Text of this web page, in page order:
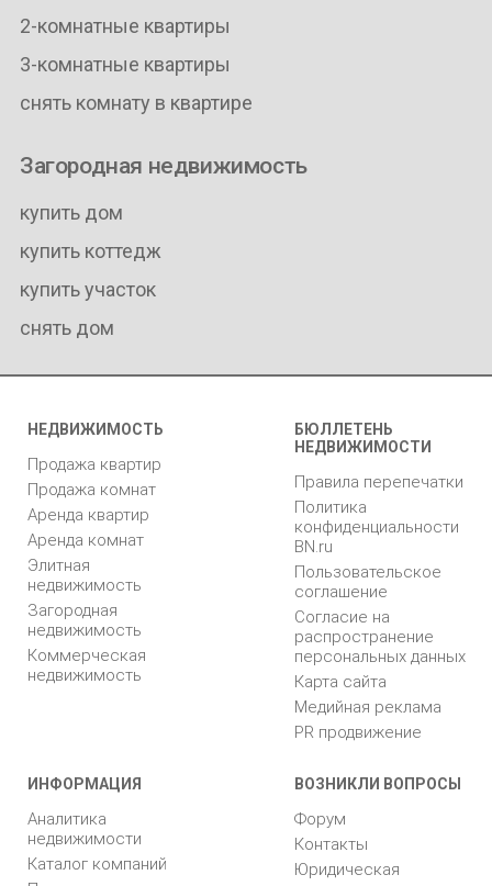
2-комнатные квартиры
3-комнатные квартиры
снять комнату в квартире
Загородная недвижимость
купить дом
купить коттедж
купить участок
снять дом
НЕДВИЖИМОСТЬ
Продажа квартир
Продажа комнат
Аренда квартир
Аренда комнат
Элитная
недвижимость
Загородная
недвижимость
Коммерческая
недвижимость
БЮЛЛЕТЕНЬ
НЕДВИЖИМОСТИ
Правила перепечатки
Политика
конфиденциальности
BN.ru
Пользовательское
соглашение
Согласие на
распространение
персональных данных
Карта сайта
Медийная реклама
PR продвижение
ИНФОРМАЦИЯ
Аналитика
недвижимости
Каталог компаний
ВОЗНИКЛИ ВОПРОСЫ
Форум
Контакты
Юридическая